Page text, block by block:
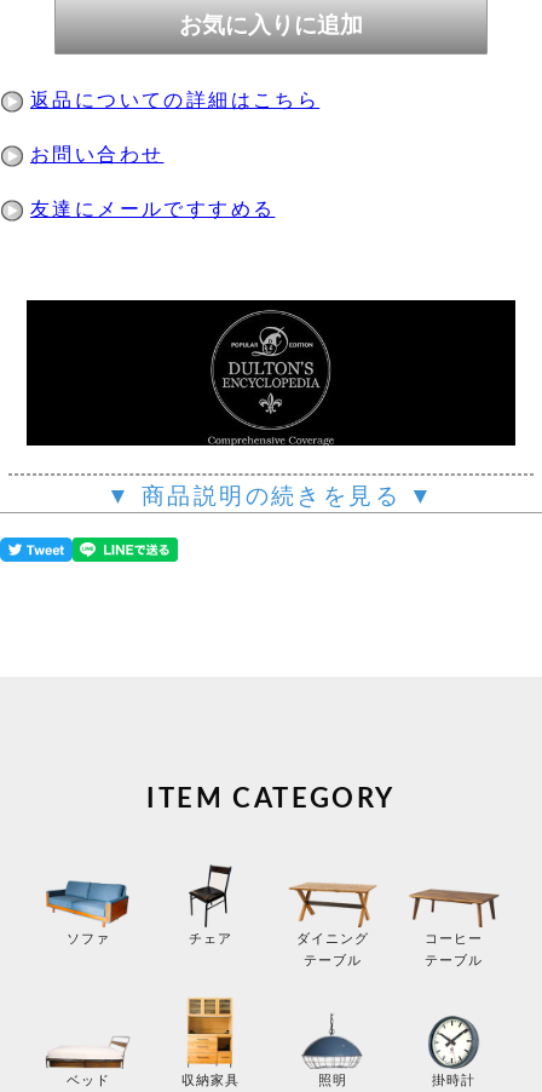
返品についての詳細はこちら
お問い合わせ
友達にメールですすめる
▼ 商品説明の続きを見る ▼
ITEM CATEGORY
ソファ チェア
ダイニング
テーブル
コーヒー
テーブル
ベッド 収納家具 照明 掛時計